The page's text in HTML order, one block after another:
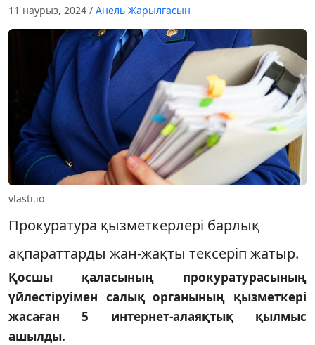
11 наурыз, 2024 / Анель Жарылғасын
vlasti.io
Прокуратура қызметкерлері барлық
ақпараттарды жан-жақты тексеріп жатыр.
Қосшы қаласының прокуратурасының
үйлестіруімен салық органының қызметкері
жасаған 5 интернет-алаяқтық қылмыс
ашылды.